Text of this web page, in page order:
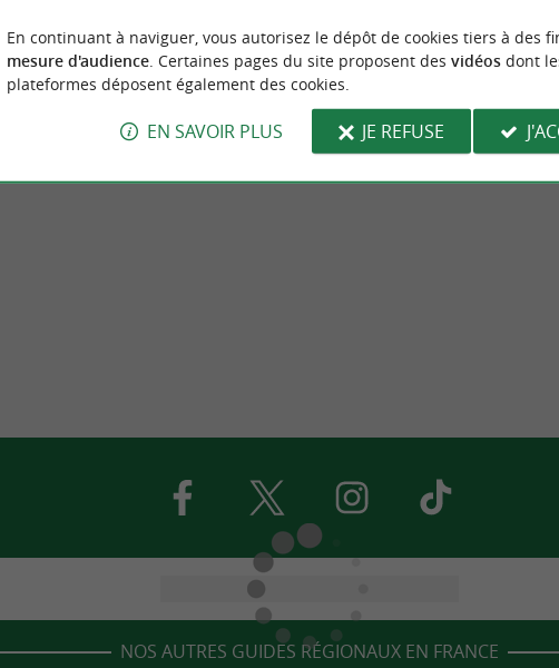
NOS AUTRES GUIDES RÉGIONAUX EN FRANCE
En continuant à naviguer, vous autorisez le dépôt de cookies tiers à des
mesure d'audience. Certaines pages du site proposent des vidéosdont
plateformes déposent également des cookies.
EN SAVOIR PLUS JE REFUSE